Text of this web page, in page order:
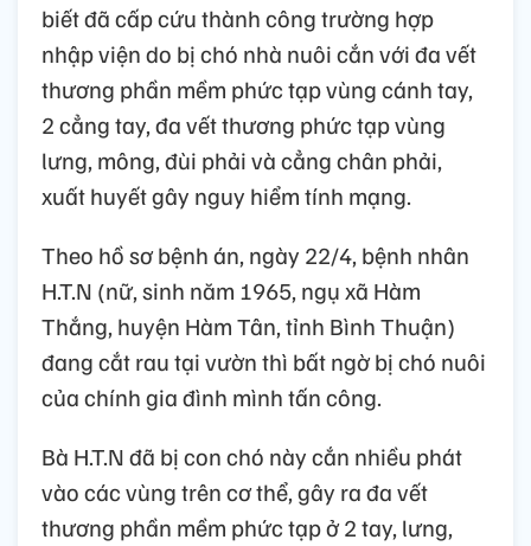
biết đã cấp cứu thành công trường hợp
nhập viện do bị chó nhà nuôi cắn với đa vết
thương phần mềm phức tạp vùng cánh tay,
2 cẳng tay, đa vết thương phức tạp vùng
lưng, mông, đùi phải và cẳng chân phải,
xuất huyết gây nguy hiểm tính mạng.
Theo hồ sơ bệnh án, ngày 22/4, bệnh nhân
H.T.N (nữ, sinh năm 1965, ngụ xã Hàm
Thắng, huyện Hàm Tân, tỉnh Bình Thuận)
đang cắt rau tại vườn thì bất ngờ bị chó nuôi
của chính gia đình mình tấn công.
Bà H.T.N đã bị con chó này cắn nhiều phát
vào các vùng trên cơ thể, gây ra đa vết
thương phần mềm phức tạp ở 2 tay, lưng,